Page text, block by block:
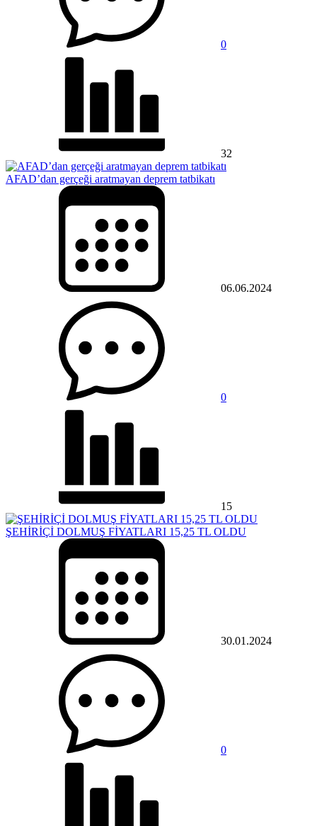
0
32
AFAD’dan gerçeği aratmayan deprem tatbikatı
06.06.2024
0
15
ŞEHİRİÇİ DOLMUŞ FİYATLARI 15,25 TL OLDU
30.01.2024
0